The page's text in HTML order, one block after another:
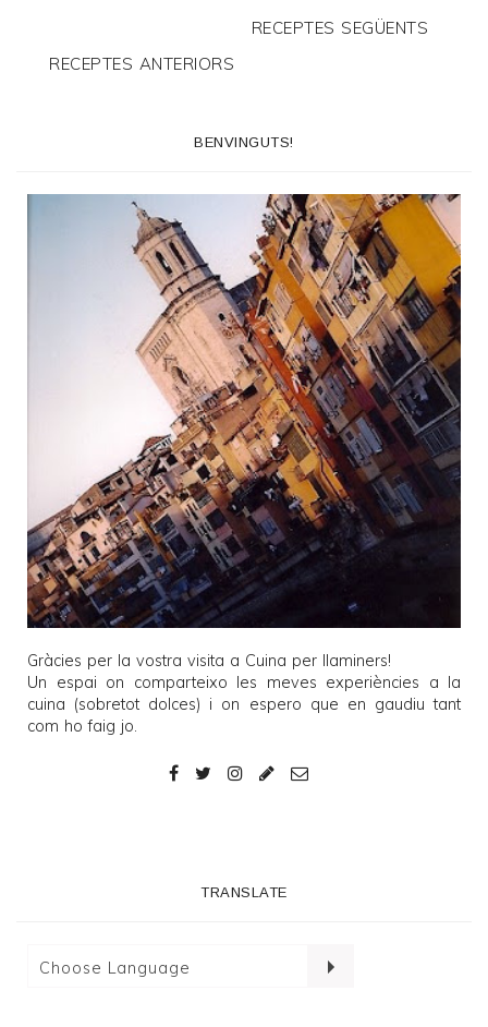
RECEPTES SEGÜENTS
RECEPTES ANTERIORS
BENVINGUTS!
Gràcies per la vostra visita a Cuina per llaminers!
Un espai on comparteixo les meves experiències a la
cuina (sobretot dolces) i on espero que en gaudiu tant
com ho faig jo.
TRANSLATE